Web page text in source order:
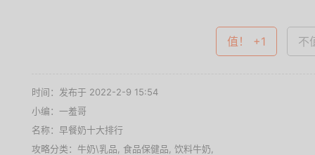
值！ +1 不
时间：发布于 2022-2-9 15:54
小编：一羞哥
名称： 早餐奶十大排行
攻略分类： 牛奶\乳品 食品保健品 饮料牛奶